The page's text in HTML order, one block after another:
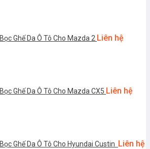
Bọc Ghế Da Ô Tô Cho Mazda 2 Liên hệ
Bọc Ghế Da Ô Tô Cho Mazda CX5 Liên hệ
Bọc Ghế Da Ô Tô Cho Hyundai Custin Liên hệ